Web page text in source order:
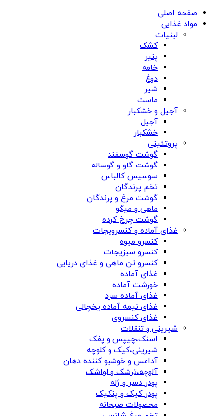
صفحه اصلی
مواد غذایی
لبنیات
کشک
پنیر
خامه
دوغ
شیر
ماست
آجیل و خشکبار
آجیل
خشکبار
پروتئینی
گوشت گوسفند
گوشت گاو و گوساله
سوسیس کالباس
تخم پرندگان
گوشت مرغ و پرندگان
ماهی و میگو
گوشت چرخ کرده
غذای آماده و کنسرویجات
کنسرو میوه
کنسرو سبزیجات
کنسرو تن ماهی و غذای دریایی
غذای آماده
خورشت آماده
غذای آماده سرد
غذای نیمه آماده یخچالی
غذای کنسروی
شیرینی و تنقلات
اسنک،چیپس و پفک
شیرینی،کیک و کلوچه
آدامس و خوشبو کننده دهان
آلوچه،ترشک و لواشک
پودر دسر و ژله
پودر کیک و پنکیک
محصولات صبحانه